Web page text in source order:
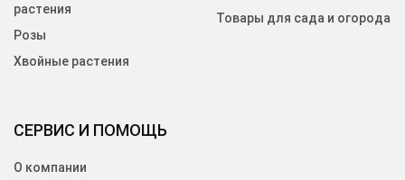
СЕРВИС И ПОМОЩЬ
О компании
растения
Розы
Хвойные растения
Товары для сада и огорода